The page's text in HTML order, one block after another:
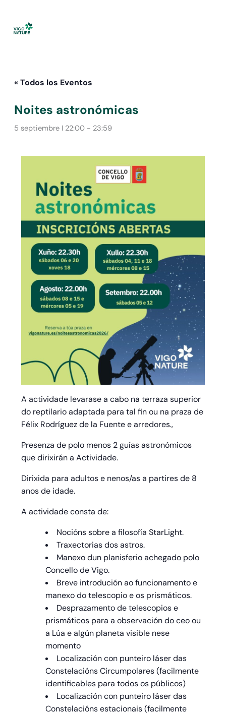
contenido
« Todos los Eventos
Noites astronómicas
5 septiembre I 22:00- 23:59
A actividade levarase a cabo na terraza superior
do reptilario adaptada para tal fin ou na praza de
Félix Rodríguez de la Fuente e arredores.,
Presenza de polo menos 2 guías astronómicos
que dirixirán a Actividade.
Dirixida para adultos e nenos/as a partires de 8
anosde idade.
A actividade consta de:
Nocións sobre a filosofía StarLight.
Traxectorias dos astros.
Manexo dun planisferio achegado polo
Concello de Vigo.
Breve introdución ao funcionamento e
manexo do telescopio e os prismáticos.
Desprazamento de telescopios e
prismáticos para a observación do ceo ou
a Lúa e algún planeta visible nese
momento
Localización con punteiro láser das
Constelacións Circumpolares (facilmente
identificables para todos os públicos)
Localización con punteiro láser das
Constelacións estacionais (facilmente